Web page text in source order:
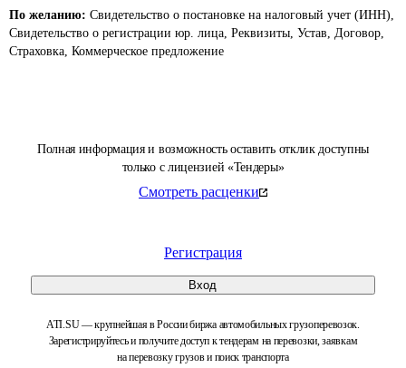
Полная информация и возможность оставить отклик доступны
только с лицензией «Тендеры»
Смотреть расценки
Регистрация
Вход
ATI.SU — крупнейшая в России биржа автомобильных грузоперевозок.
Зарегистрируйтесь и получите доступ к тендерам на перевозки, заявкам
на перевозку грузов и поиск транспорта
По желанию: Свидетельство о постановке на налоговый учет (ИНН),
Свидетельство о регистрации юр. лица, Реквизиты, Устав, Договор,
Страховка, Коммерческое предложение